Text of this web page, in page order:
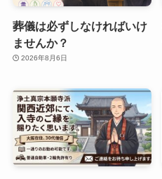
葬儀は必ずしなければいけ
ませんか？
2026年8月6日